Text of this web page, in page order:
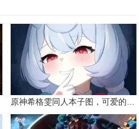
原神希格雯同人本子图，可爱的双马尾